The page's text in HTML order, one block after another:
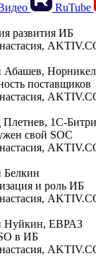
RuTube
развития ИБ
Абашев,
поставщиков
1С-
свой SOC
Белкин
и роль ИБ
Нуйкин, ЕВРАЗ
в ИБ